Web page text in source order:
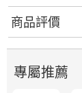
商品評價
專屬推薦